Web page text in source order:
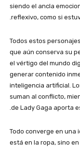
siendo el ancla
reflexivo, como si
Todos estos
que aún conserva su
el vértigo del mundo
generar contenido
inteligencia artificial.
suman al conflicto,
de Lady Gaga aporta
Todo converge en una
está en la ropa, sino